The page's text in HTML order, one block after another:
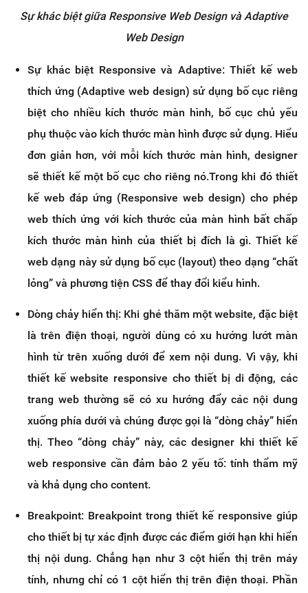
Sự khác biệt giữa Responsive Web Design và Adaptive
Web Design
Sự khác biệt Responsive và Adaptive: Thiết kế web
thích ứng (Adaptive web design) sử dụng bố cục riêng
biệt cho nhiều kích thước màn hình, bố cục chủ yếu
phụ thuộc vào kích thước màn hình được sử dụng. Hiểu
đơn giản hơn, với mỗi kích thước màn hình, designer
sẽ thiết kế một bố cục cho riêng nó.Trong khi đó thiết
kế web đáp ứng (Responsive web design) cho phép
web thích ứng với kích thước của màn hình bất chấp
kích thước màn hình của thiết bị đích là gì. Thiết kế
web dạng này sử dụng bố cục (layout) theo dạng “chất
lỏng” và phương tiện CSS để thay đổi kiểu hình.
Dòng chảy hiển thị: Khi ghé thăm một website, đặc biệt
là trên điện thoại, người dùng có xu hướng lướt màn
hình từ trên xuống dưới để xem nội dung. Vì vậy, khi
thiết kế website responsive cho thiết bị di động, các
trang web thường sẽ có xu hướng đẩy các nội dung
xuống phía dưới và chúng được gọi là “dòng chảy” hiển
thị. Theo “dòng chảy” này, các designer khi thiết kế
web responsive cần đảm bảo 2 yếu tố: tính thẩm mỹ
và khả dụng cho content.
Breakpoint: Breakpoint trong thiết kế responsive giúp
cho thiết bị tự xác định được các điểm giới hạn khi hiển
thị nội dung. Chẳng hạn như 3 cột hiển thị trên máy
tính, nhưng chỉ có 1 cột hiển thị trên điện thoại. Phần